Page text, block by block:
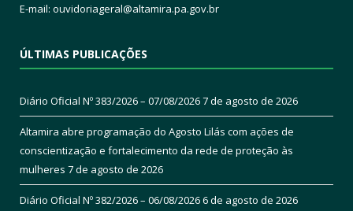
E-mail: ouvidoriageral@altamira.pa.gov.br
ÚLTIMAS PUBLICAÇÕES
Diário Oficial Nº 383/2026 – 07/08/20267 de agosto de 2026
Altamira abre programação do Agosto Lilás com ações de
conscientização e fortalecimento da rede de proteção às
mulheres 7 de agosto de 2026
Diário Oficial Nº 382/2026 – 06/08/20266 de agosto de 2026